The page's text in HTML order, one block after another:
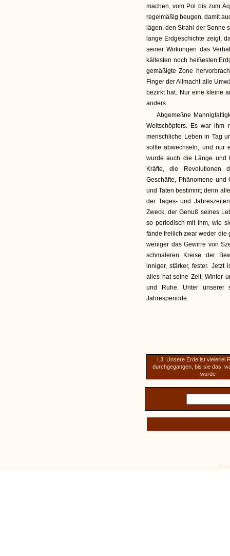
machen, vom Pol bis zum
regelmäßig beugen, damit
lägen, den Strahl der Sonne
lange Erdgeschichte zeigt,
seiner Wirkungen das
kältesten noch heißesten
gemäßigte Zone
Finger der Allmacht alle
bezirkt hat. Nur eine kleine
anders.
Abgemeßne
Weltschöpfers. Es war
menschliche Leben in Tag
sollte abwechseln, und nur
wurde auch die Länge und
Kräfte, die Revolutionen
Geschäfte, Phänomene
und Taten bestimmt; denn
der Tages- und
Zweck, der Genuß seines
so periodisch mit ihm, wie
fände freilich zwar weder die
weniger das Gewirre von
schmaleren Kreise der
inniger, stärker, fester. Jetzt
alles hat seine Zeit, Winter
und Ruhe. Unter unserer
Jahresperiode.
I.3. Unsere Erde ist vielerlei
durchgegangen, bis sie das,
wurde